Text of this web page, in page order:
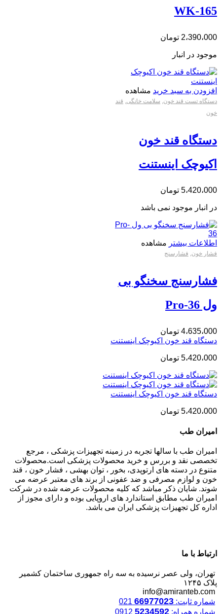
WK-165
2،390،000 تومان
موجود در انبار
افزودن به سبد خرید مشاهده
دستگاه تست قند خون سلامت خانگی قند
خون
دستگاه قند خون
اکیوچک اینستنت
5،420،000 تومان
در انبار موجود نمی باشد
اطلاعات بیشتر مشاهده
فشار خون, فشارسنج
فشارسنج سخنگو بی
ول Pro-36
4،635،000 تومان
دستگاه قند خون اکیوچک اینستنت
5،420،000 تومان
دستگاه قند خون اکیوچک اینستنت
5،420،000 تومان
امیران طب
امیران طب با سالها تجربه در زمینه تجهیزات پزشکی ، مرجع
تخصصی نقد و بررس و خرید محصولات پزشکی است.محصولات
متنوع در دسته های ارتوپدی، بخور ، توان بهشی ، فشار خون ، قند
خون و لوازم مصرفی و ضد عفونی از برند های معتبر عرضه می
شوند. شایان ذکر مباشد که کلیه محصولات عرضه شده در شرکت
امیران طب مطابق استاندارد های اروپایی بوده و دارای مجوز از
اداره کل تجهیزات پزشکی ایران می باشد.
ارتباط با ما
تهران، ولی عصر نرسیده به سه راه جمهوری ساختمان کشمیر
پلاک ۱۲۴۵
info@amiranteb.com
شماره ثابت: 66977023
شماره همراه: 5234592